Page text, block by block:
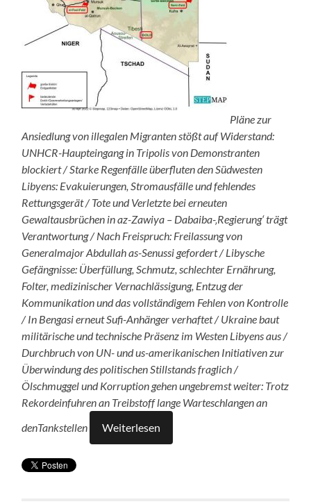
Pläne zur
Ansiedlung von illegalen Migranten stößt auf Widerstand:
UNHCR-Haupteingang in Tripolis von Demonstranten
blockiert / Starke Regenfälle überfluten den Südwesten
Libyens: Evakuierungen, Stromausfälle und fehlendes
Rettungsgerät / Tote und Verletzte bei erneuten
Gewaltausbrüchen in az-Zawiya – Dabaiba-‚Regierung‘ trägt
Verantwortung / Nach Freispruch: Freilassung von
Generalmajor Abdullah as-Senussi gefordert / Libysche
Gefängnisse: Überfüllung, Schmutz, schlechter Ernährung,
Folter, medizinischer Vernachlässigung, Entzug der
Kommunikation und das vollständigem Fehlen von Kontrolle
/ In Bengasi erneut Sufi-Anhänger verhaftet / Ukraine baut
militärische und technische Präsenz im Westen Libyens aus /
Durchbruch von UN- und us-amerikanischen Initiativen zur
Überwindung des politischen Stillstands fraglich /
Ölschmuggel und Korruption gehen ungebremst weiter: Trotz
Rekordeinfuhren an Treibstoff lange Warteschlangen an
denTankstellen
Weiterlesen